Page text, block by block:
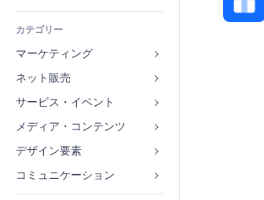
カテゴリー
マーケティング
広告
モバイル
アクセス解析
ネット販売
ストア用アプリ
発送・配達
販売ボタン
サービス・イベント
ホテル
イベント
レストラン
不動産
メディア・コンテンツ
ギャラリー
音楽
ポッドキャスト
デザイン要素
マップ・ナビ
プライバシー・セキュリティ